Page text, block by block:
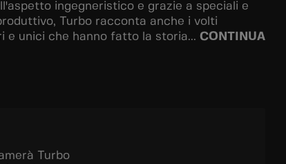
ingegneristico e grazie a speciali e
Turbo racconta anche i volti
e unici che hanno fatto la storia... CONTINUA
Turbo